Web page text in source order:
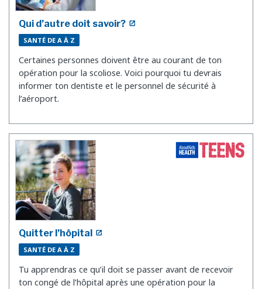
Qui d’autre doit savoir?
SANTÉ DE A À Z
Certaines personnes doivent être au courant de ton
opération pour la scoliose. Voici pourquoi tu devrais
informer ton dentiste et le personnel de sécurité à
l’aéroport.
Quitter l’hôpital
SANTÉ DE A À Z
Tu apprendras ce qu’il doit se passer avant de recevoir
ton congé de l’hôpital après une opération pour la